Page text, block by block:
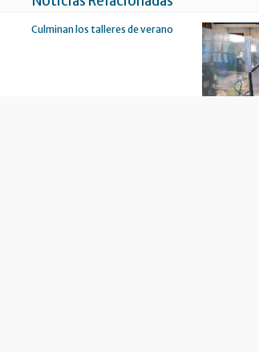
Culminan los talleres de verano